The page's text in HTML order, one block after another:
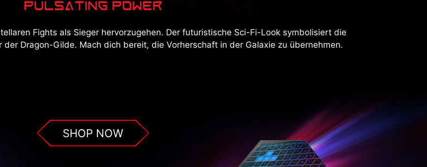
Fights als Sieger hervorzugehen. Der futuristische Sci-Fi-Look symbolisiert die
der Dragon-Gilde. Mach dich bereit, die Vorherschaft in der Galaxie zu übernehmen.
SHOP NOW